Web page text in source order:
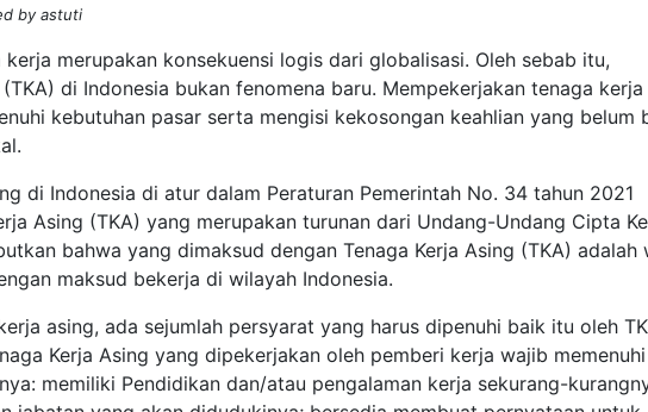
by astuti
merupakan konsekuensi logis dari globalisasi. Oleh sebab itu,
di Indonesia bukan fenomena baru. Mempekerjakan tenaga kerja
kebutuhan pasar serta mengisi kekosongan keahlian yang belum
di Indonesia di atur dalam Peraturan Pemerintah No. 34 tahun 2021
Asing (TKA) yang merupakan turunan dari Undang-Undang Cipta
bahwa yang dimaksud dengan Tenaga Kerja Asing (TKA) adalah
maksud bekerja di wilayah Indonesia.
asing, ada sejumlah persyarat yang harus dipenuhi baik itu oleh
Kerja Asing yang dipekerjakan oleh pemberi kerja wajib memenuhi
memiliki Pendidikan dan/atau pengalaman kerja sekurang-